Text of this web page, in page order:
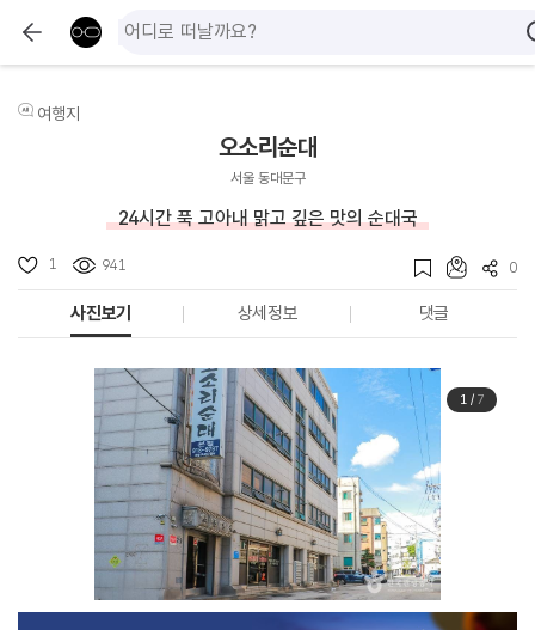
여행지
오소리순대
서울 동대문구
24시간 푹 고아내 맑고 깊은 맛의 순대국
1 941 0
사진보기 상세정보 댓글
1/ 7